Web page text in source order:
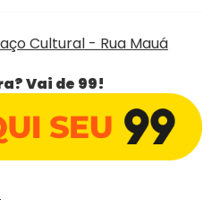
Cultural - Rua Mauá
Vai de 99!